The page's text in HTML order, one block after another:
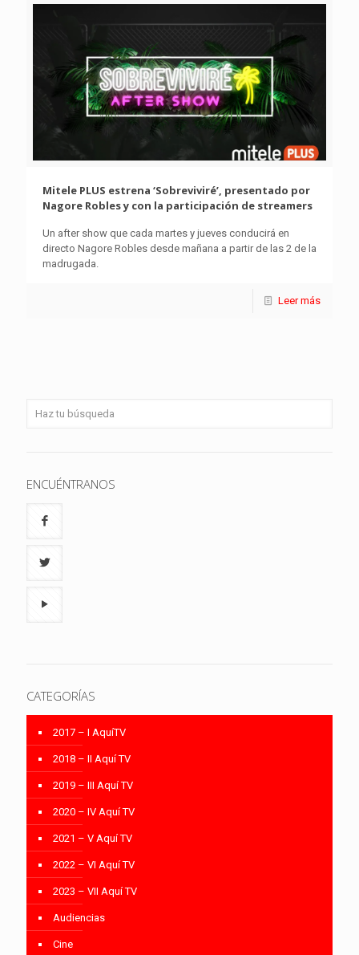
Mitele PLUS estrena ‘Sobreviviré’, presentado por
Nagore Robles y con la participación de streamers
Un after show que cada martes y jueves conducirá en
directo Nagore Robles desde mañana a partir de las 2 de la
madrugada.
Leer más
ENCUÉNTRANOS
CATEGORÍAS
2017 – I AquíTV
2018 – II Aquí TV
2019 – III Aquí TV
2020 – IV Aquí TV
2021 – V Aquí TV
2022 – VI Aquí TV
2023 – VII Aquí TV
Audiencias
Cine